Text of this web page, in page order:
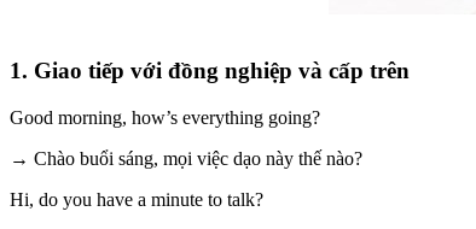
1. Giao tiếp với đồng nghiệp và cấp trên
Good morning, how’s everything going?
→ Chào buổi sáng, mọi việc dạo này thế nào?
Hi, do you have a minute to talk?